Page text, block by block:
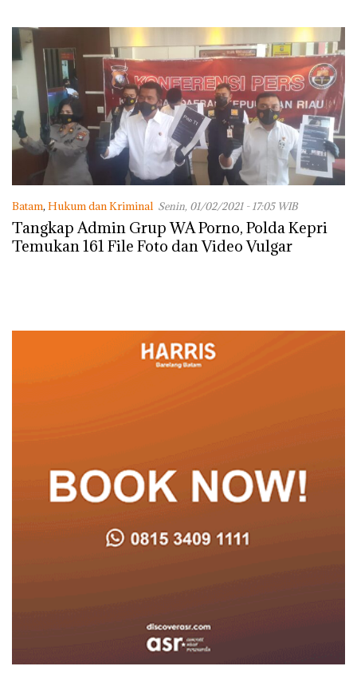
Batam, Hukum dan Kriminal Senin, 01/02/2021 - 17:05 WIB
Tangkap Admin Grup WA Porno, Polda Kepri
Temukan 161 File Foto dan Video Vulgar